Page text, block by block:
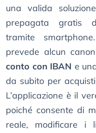
una valida
prepagata gratis
tramite
prevede alcun
conto con IBAN e
da subito per
L’applicazione è il
poiché consente di
reale, modificare i